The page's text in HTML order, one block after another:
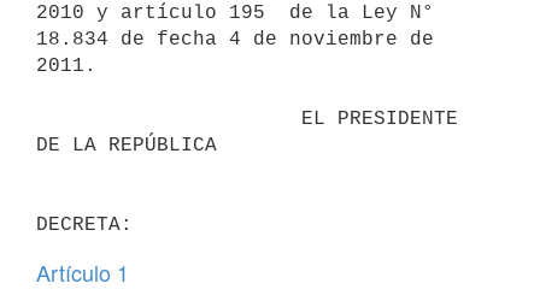
2010 y artículo 195  de la Ley N°
18.834 de fecha 4 de noviembre de
2011.
DE LA REPÚBLICA
Artículo 1